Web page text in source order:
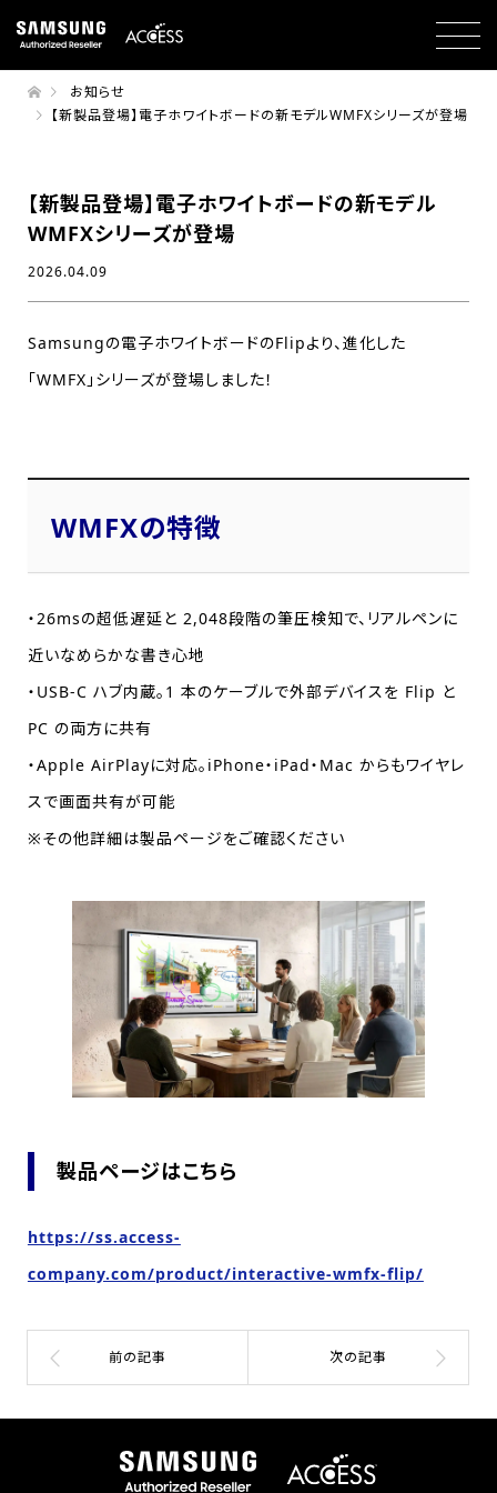
お知らせ
【新製品登場】電子ホワイトボードの新モデルWMFXシリーズが登場
【新製品登場】電子ホワイトボードの新モデル
WMFXシリーズが登場
2026.04.09
Samsungの電子ホワイトボードのFlipより、進化した
「WMFX」シリーズが登場しました！
WMFXの特徴
・26msの超低遅延と 2,048段階の筆圧検知で、リアルペンに
近いなめらかな書き心地
・USB-C ハブ内蔵。1 本のケーブルで外部デバイスを Flip と
PC の両方に共有
・Apple AirPlayに対応。iPhone・iPad・Mac からもワイヤレ
スで画面共有が可能
※その他詳細は製品ページをご確認ください
製品ページはこちら
https://ss.access-
company.com/product/interactive-wmfx-flip/